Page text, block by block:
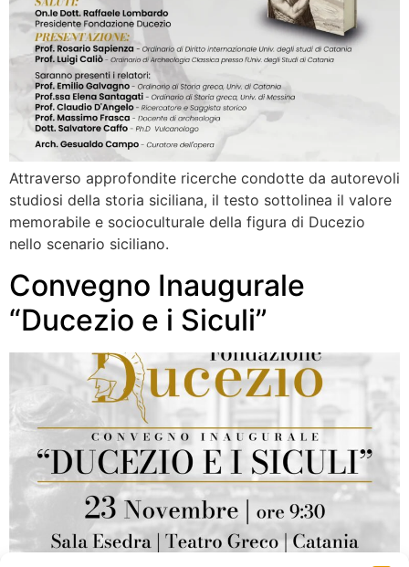
Attraverso approfondite ricerche condotte da autorevoli
studiosi della storia siciliana, il testo sottolinea il valore
memorabile e socioculturale della figura di Ducezio
nello scenario siciliano.
Convegno Inaugurale
“Ducezio e i Siculi”